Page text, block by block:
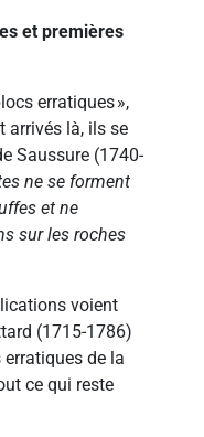
et premières
erratiques »,
arrivés là, ils se
Saussure (1740-
ne se forment
et ne
sur les roches
voient
(1715-1786)
de la
ce qui reste